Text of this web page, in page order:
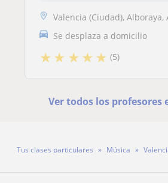
Valencia (Ciudad), Alboraya, Almàssera,
Se desplaza a domicilio
★★ ★★★ (5)
Ver todos los profesores
Tus clases particulares Música